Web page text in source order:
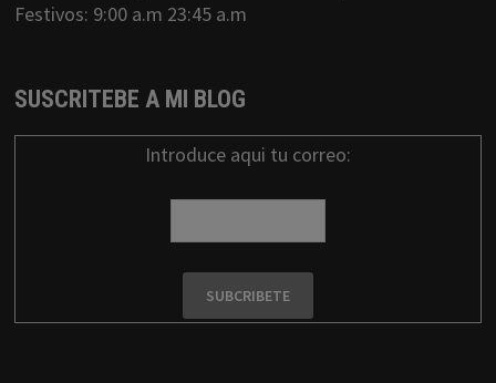
Festivos: 9:00 a.m 23:45 a.m
SUSCRITEBE A MI BLOG
Introduce aqui tu correo: